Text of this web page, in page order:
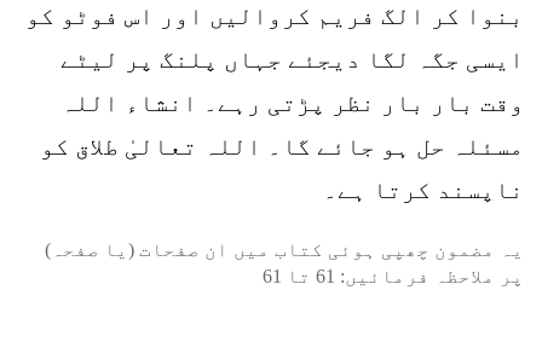
بنوا کر الگ فریم کروالیں اور اس فوٹو کو
ایسی جگہ لگا دیجئے جہاں پلنگ پر لیٹے
وقت بار بار نظر پڑتی رہے۔ انشاء اللہ
مسئلہ حل ہو جائے گا۔ اللہ تعالیٰ طلاق کو
ناپسند کرتا ہے۔
یہ مضمون چھپی ہوئی کتاب میں ان صفحات (یا صفحہ)
پر ملاحظہ فرمائیں: 61 تا 61